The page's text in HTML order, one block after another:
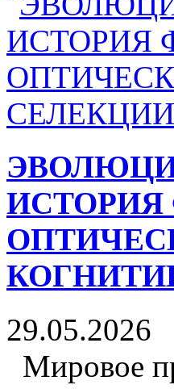
ИСТОРИЯ
29.05.2026
Мировое